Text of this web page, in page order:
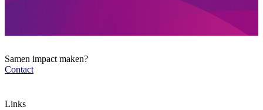
Samen impact maken?
Contact
Links